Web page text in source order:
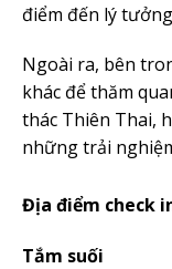
điểm đến lý
Ngoài ra, bên
khác để thăm
thác Thiên Thai,
những trải
Địa điểm check
Tắm suối